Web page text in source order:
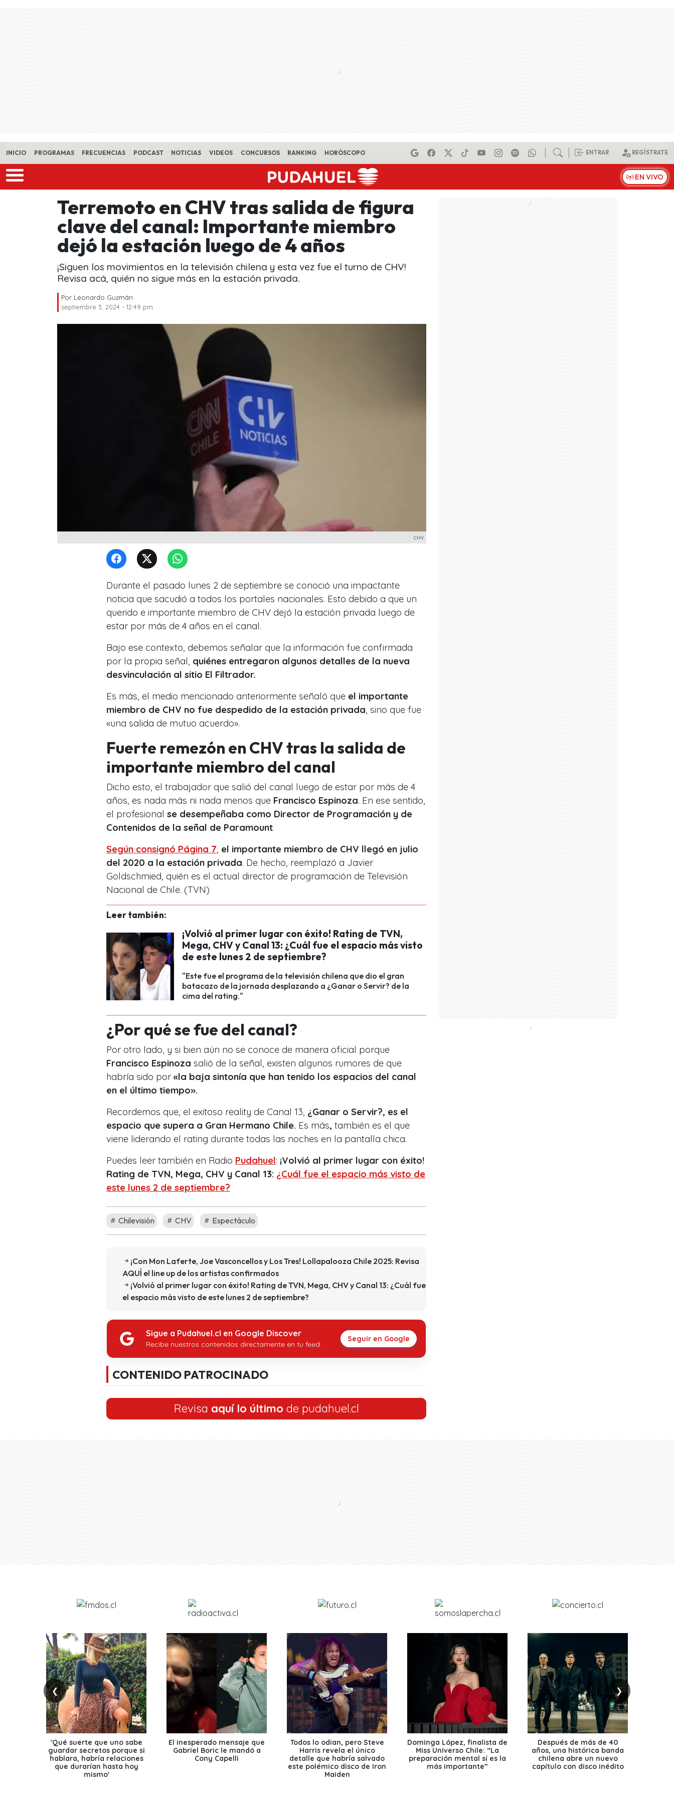
Skip to main content
INICIO PROGRAMAS FRECUENCIAS PODCAST NOTICIAS VIDEOS CONCURSOS RANKING HORÓSCOPO ENTRAR REGÍSTRATE
EN VIVO
Terremoto en CHV tras salida de figura
clave del canal: Importante miembro
dejó la estación luego de 4 años
¡Siguen los movimientos en la televisión chilena y esta vez fue el turno de CHV!
Revisa acá, quién no sigue más en la estación privada.
Por Leonardo Guzmán
septiembre 3, 2024 - 12:49 pm
CHV
Durante el pasado lunes 2 de septiembre se conoció una impactante
noticia que sacudió a todos los portales nacionales. Esto debido a que un
querido e importante miembro de CHV dejó la estación privada luego de
estar por más de 4 años en el canal.
Bajo ese contexto, debemos señalar que la información fue confirmada
por la propia señal, quiénes entregaron algunos detalles de la nueva
desvinculación al sitio El Filtrador.
Es más, el medio mencionado anteriormente señaló que el importante
miembro de CHV no fue despedido de la estación privada , sino que fue
«una salida de mutuo acuerdo».
Fuerte remezón en CHV tras la salida de
importante miembro del canal
Dicho esto, el trabajador que salió del canal luego de estar por más de 4
años, es nada más ni nada menos que Francisco Espinoza. En ese sentido,
el profesional se desempeñaba como Director de Programación y de
Contenidos de la señal de Paramount.
Según consignó Página 7 el importante miembro de CHV llegó en julio
del 2020 a la estación privada. De hecho, reemplazó a Javier
Goldschmied, quién es el actual director de programación de Televisión
Nacional de Chile. (TVN)
Leer también:
¡Volvió al primer lugar con éxito! Rating de TVN,
Mega, CHV y Canal 13: ¿Cuál fue el espacio más visto
de este lunes 2 de septiembre?
"Este fue el programa de la televisión chilena que dio el gran
batacazo de la jornada desplazando a ¿Ganar o Servir? de la
cima del rating."
¿Por qué se fue del canal?
Por otro lado, y si bien aún no se conoce de manera oficial porque
Francisco Espinoza salió de la señal, existen algunos rumores de que
habría sido por «la baja sintonía que han tenido los espacios del canal
en el último tiempo».
Recordemos que, el exitoso reality de Canal 13, ¿Ganar o Servir?, es el
espacio que supera a Gran Hermano Chile. Es más, también es el que
viene liderando el rating durante todas las noches en la pantalla chica.
Puedes leer también en Radio Pudahuel: ¡Volvió al primer lugar con éxito!
Rating de TVN, Mega, CHV y Canal 13: ¿Cuál fue el espacio más visto de
este lunes 2 de septiembre?
Chilevisión CHV Espectáculo
¡Con Mon Laferte, Joe Vasconcellos y Los Tres! Lollapalooza Chile 2025: Revisa
AQUÍ el line up de los artistas confirmados
¡Volvió al primer lugar con éxito! Rating de TVN, Mega, CHV y Canal 13: ¿Cuál fue
el espacio más visto de este lunes 2 de septiembre?
Sigue a Pudahuel.cl en Google Discover
Recibe nuestros contenidos directamente en tu feed.
Seguir en Google
CONTENIDO PATROCINADO
Revisa aquí lo último de pudahuel.cl
❮ ❯
'Qué suerte que uno sabe
guardar secretos porque si
hablara, habría relaciones
que durarían hasta hoy
mismo'
El inesperado mensaje que
Gabriel Boric le mandó a
Cony Capelli
Todos lo odian, pero Steve
Harris revela el único
detalle que habría salvado
este polémico disco de Iron
Maiden
Dominga López, finalista de
Miss Universo Chile: “La
preparación mental sí es la
más importante”
Después de más de 40
años, una histórica banda
chilena abre un nuevo
capítulo con disco inédito